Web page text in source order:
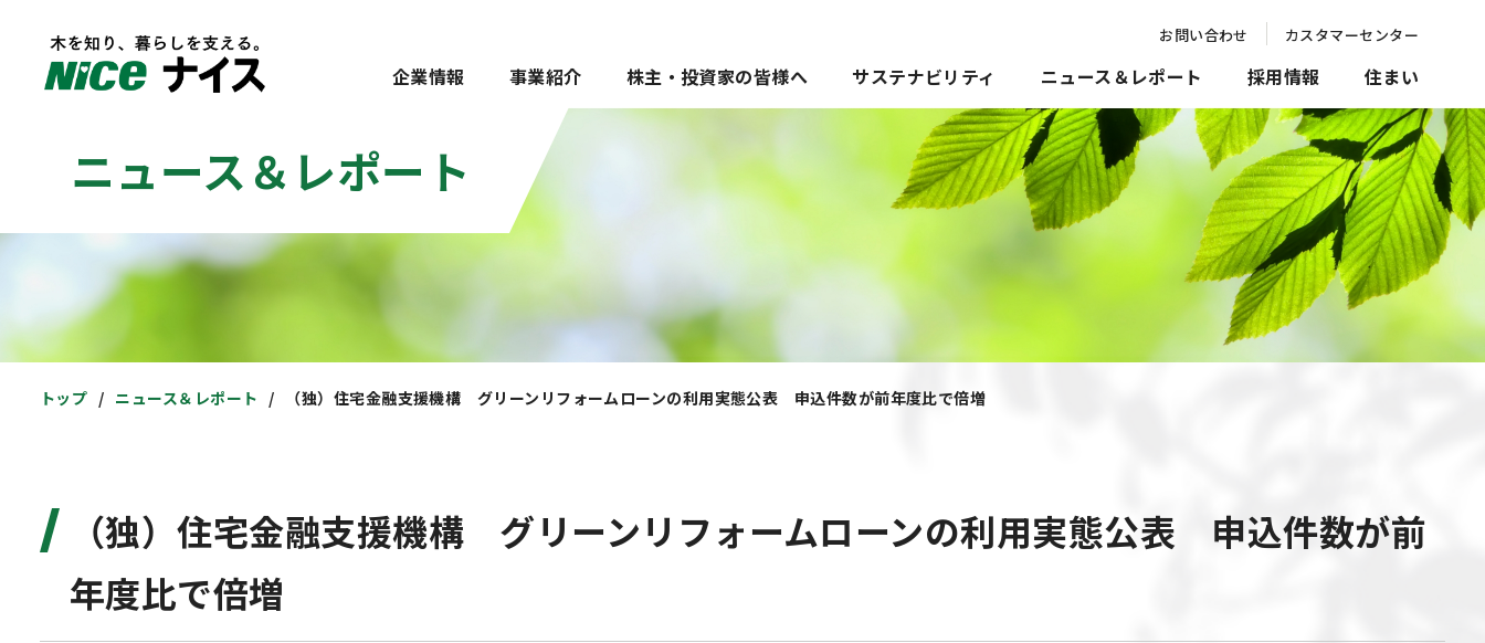
お問い合わせ カスタマーセンター
企業情報 事業紹介 株主・投資家の皆様へ サステナビリティ ニュース＆レポート 採用情報 住まい
ニュース＆レポート
トップ ニュース＆レポート （独）住宅金融支援機構 グリーンリフォームローンの利用実態公表 申込件数が前年度比で倍増
（独）住宅金融支援機構 グリーンリフォームローンの利用実態公表 申込件数が前
年度比で倍増